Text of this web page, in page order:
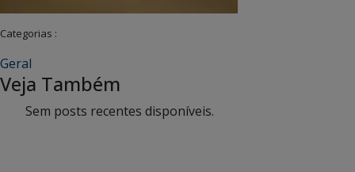
Categorias :
Geral
Veja Também
Sem posts recentes disponíveis.